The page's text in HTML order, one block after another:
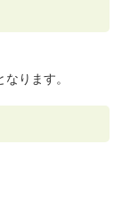
ります。